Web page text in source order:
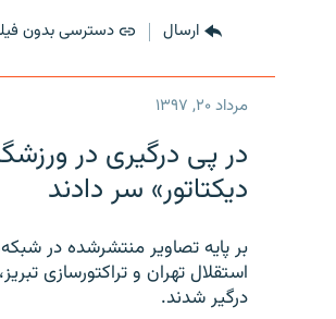
ارسال دسترسی بدون
مرداد ۲۰, ۱۳۹۷
در پی درگیری در
دیکتاتور» سر دادند
بر پایه تصاویر منتشرشده در
استقلال تهران و تراکتورسازی
درگیر شدند.